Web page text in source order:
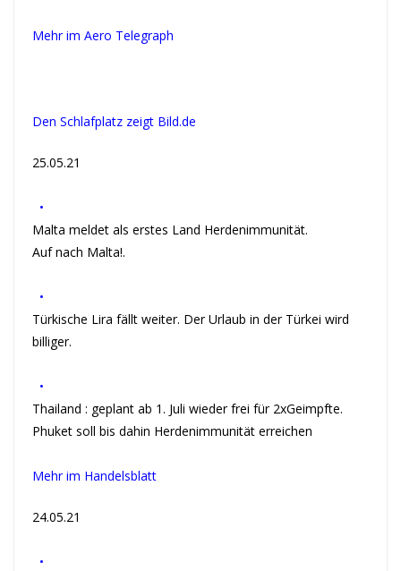
Mehr im Aero Telegraph
Den Schlafplatz zeigt Bild.de
25.05.21
•
Malta meldet als erstes Land Herdenimmunität.
Auf nach Malta!.
•
Türkische Lira fällt weiter. Der Urlaub in der Türkei wird
billiger.
•
Thailand : geplant ab 1. Juli wieder frei für 2xGeimpfte.
Phuket soll bis dahin Herdenimmunität erreichen
Mehr im Handelsblatt
24.05.21
•